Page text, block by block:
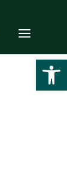
Ouvrir